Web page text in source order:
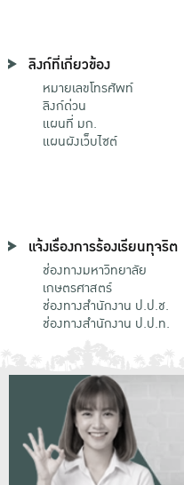
ลิงก์ที่เกี่ยวข้อง
หมายเลขโทรศัพท์
ลิงก์ด่วน
แผนที่ มก.
แผนผังเว็บไซต์
แจ้งเรื่องการร้องเรียนทุจริต
ช่องทางมหาวิทยาลัย
เกษตรศาสตร์
ช่องทางสำนักงาน ป.ป.ช.
ช่องทางสำนักงาน ป.ป.ท.